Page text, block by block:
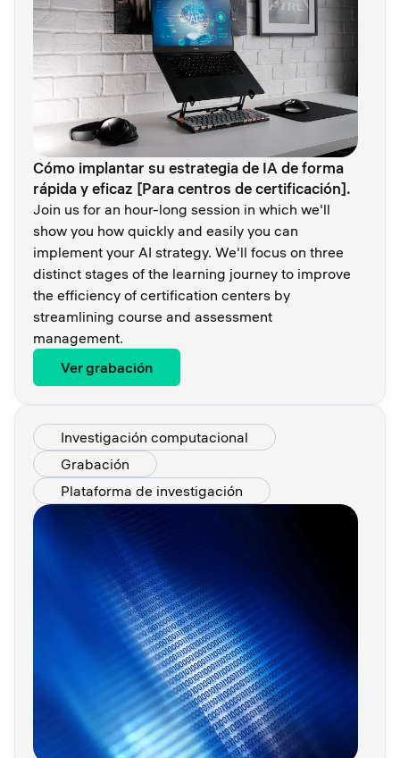
Cómo implantar su estrategia de IA de forma
rápida y eficaz [Para centros de certificación].
Join us for an hour-long session in which we'll
show you how quickly and easily you can
implement your AI strategy. We'll focus on three
distinct stages of the learning journey to improve
the efficiency of certification centers by
streamlining course and assessment
management.
Ver grabación
Investigación computacional
Grabación
Plataforma de investigación